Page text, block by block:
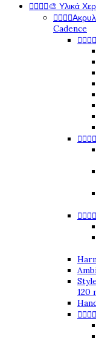
🎨 Υλικά

Cadence



120
